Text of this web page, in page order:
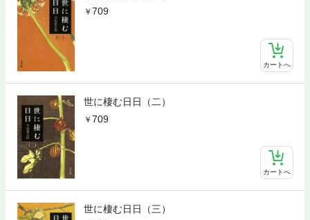
709
カートへ
世に棲む日日（二）
709
カートへ
世に棲む日日（三）